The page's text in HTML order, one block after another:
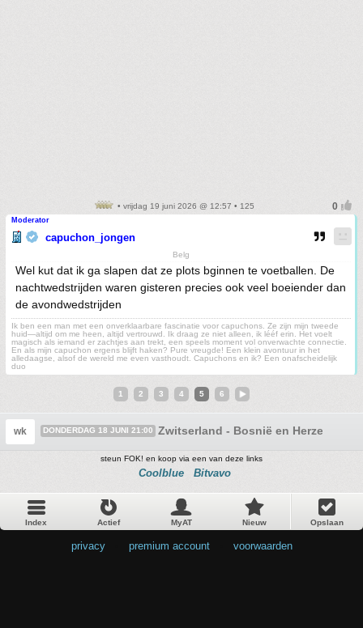
• vrijdag 19 juni 2026 @ 12:57 • 125
Moderator
capuchon_jongen
Belg
Wel kut dat ik ga slapen dat ze plots bginnen te voetballen. De
nachtwedstrijden waren gisteren precies ook veel boeiender dan
de avondwedstrijden
Ik ben een man met een onverklaarbare fascinatie voor capuchons. Ze zijn mijn tweede
huid—altijd om me heen, altijd vertrouwd. Ik draag ze niet alleen, ik lééf erin. Het voelt
magisch als iemand er zachtjes aan trekt, een speels moment vol onverwachte connectie.
En als mijn capuchon ergens blijft haken? Pure vreugde! Een klein avontuur in het
alledaagse, alsof de wereld me even vasthoudt. Capuchons en ik? Een onafscheidelijk
duo
1 2 3 4 5 6
wk DONDERDAG 18 JUNI 21:00 Zwitserland - Bosnië en Herzegovina
steun FOK! en koop via een van deze links
Coolblue Bitvavo
Index Actief MyAT Nieuw Opslaan
privacy premium account voorwaarden